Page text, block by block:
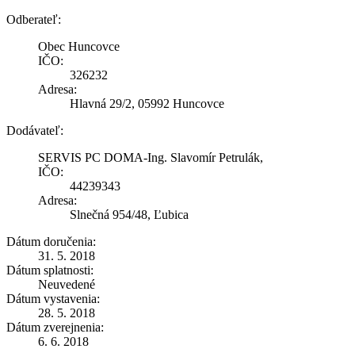
Odberateľ:
Obec Huncovce
IČO:
326232
Adresa:
Hlavná 29/2, 05992 Huncovce
Dodávateľ:
SERVIS PC DOMA-Ing. Slavomír Petrulák,
IČO:
44239343
Adresa:
Slnečná 954/48, Ľubica
Dátum doručenia:
31. 5. 2018
Dátum splatnosti:
Neuvedené
Dátum vystavenia:
28. 5. 2018
Dátum zverejnenia:
6. 6. 2018